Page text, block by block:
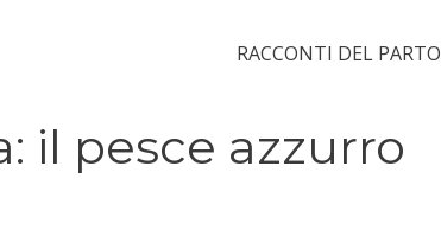
RACCONTI DEL PARTO
il pesce azzurro